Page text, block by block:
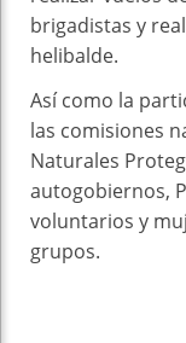
brigadistas y
helibalde.
Así como la
las comisiones
Naturales
autogobiernos,
voluntarios y
grupos.